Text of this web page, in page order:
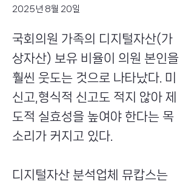
2025년 8월 20일
국회의원 가족의 디지털자산(가
상자산) 보유 비율이 의원 본인을
훨씬 웃도는 것으로 나타났다. 미
신고,형식적 신고도 적지 않아 제
도적 실효성을 높여야 한다는 목
소리가 커지고 있다.
디지털자산 분석업체 뮤캅스는